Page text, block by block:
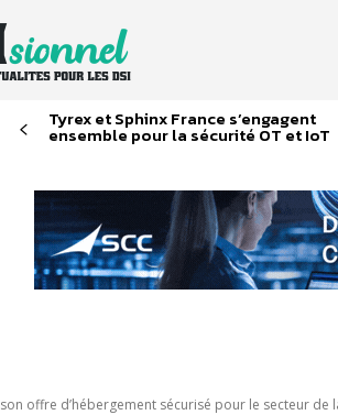
Tyrex et Sphinx France s’engagent
ensemble pour la sécurité OT et IoT
offre d’hébergement sécurisé pour le secteur de